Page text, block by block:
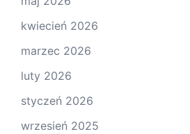
kwiecień 2026
marzec 2026
luty 2026
styczeń 2026
wrzesień 2025